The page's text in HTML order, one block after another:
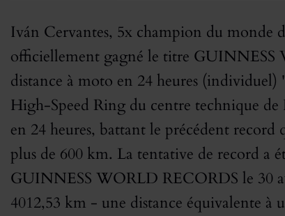
Iván Cervantes, 5x champion du monde
officiellement gagné le titre
distance à moto en 24 heures
High-Speed Ring du centre technique
en 24 heures, battant le précédent
plus de 600 km. La tentative de record a
GUINNESS WORLD RECORDS le 30
4012,53 km - une distance équivalente à